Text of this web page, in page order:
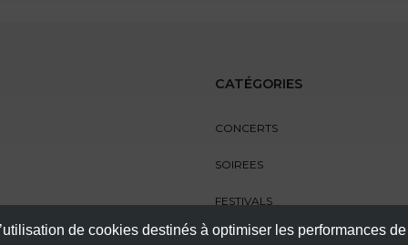
de cookies destinés à optimiser les performances
CATÉGORIES
CONCERTS
SOIREES
FESTIVALS
SPECTACLES